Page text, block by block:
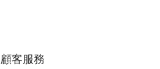
顧客服務